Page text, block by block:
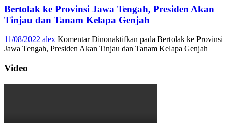
Bertolak ke Provinsi Jawa Tengah, Presiden Akan
Tinjau dan Tanam Kelapa Genjah
11/08/2022 alex Komentar Dinonaktifkan pada Bertolak ke Provinsi
Jawa Tengah, Presiden Akan Tinjau dan Tanam Kelapa Genjah
Video